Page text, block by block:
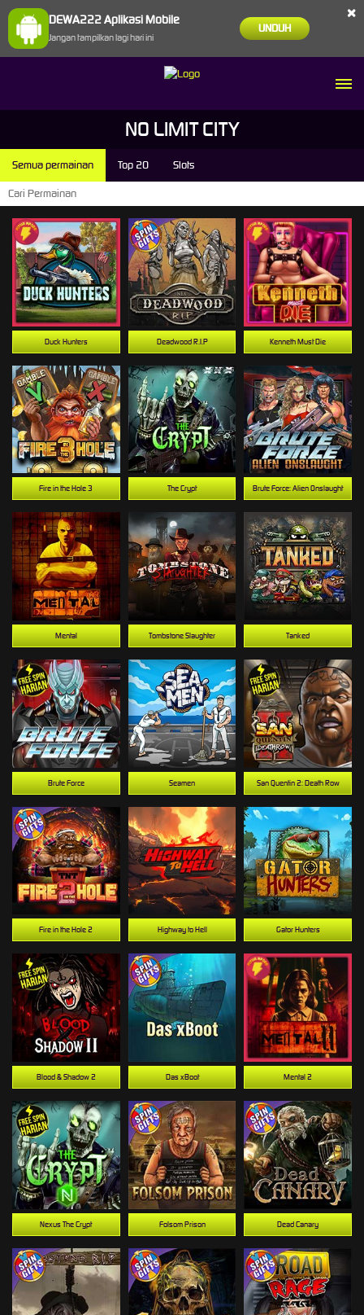
DEWA222 Aplikasi Mobile
Jangan tampilkan lagi hari ini
UNDUH
×
NO LIMIT CITY
Semua permainan Top 20 Slots
Seamen
Duck Hunters
Fire in the Hole 3
Highway to Hell
Brute Force
Mental 2
Tombstone Slaughter
San Quentin 2: Death Row
Blood & Shadow 2
Mental
The Crypt
Deadwood R.I.P
Brute Force: Alien Onslaught
Nexus The Crypt
Gator Hunters
Kenneth Must Die
Fire in the Hole 2
Tanked
Folsom Prison
Das xBoot
Dead Canary